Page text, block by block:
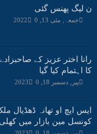
ن لیگ پھنس گئی
جمعہ, مئی 13, 2022 0
رانا اختر عزیز کے
کا اہتمام کیا گیا
پیر, دسمبر 18, 2023 0
ایس ایچ او تھانہ ڈھڈیال
کونسل مین بازار میں